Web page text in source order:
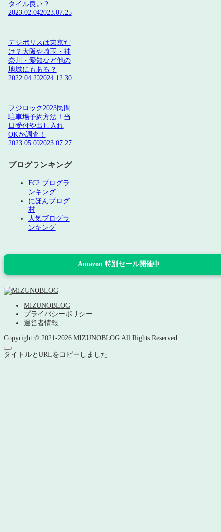
タイル良い？
2023.02.042023.07.25
デジポリスは東京だ
け？大阪や埼玉・神
奈川・愛知など他の
地域にもある？
2022.04.202024.12.30
フジロック2023民間
駐車場予約方法！当
日受付や出し入れ
OKか調査！
2023.05.092023.07.27
ブログランキング
FC2 ブログラ
ンキング
にほんブログ
村
人気ブログラ
ンキング
Amazon 特別セール開催中
MIZUNOBLOG
プライバシーポリシー
運営者情報
Copyright © 2021-2026 MIZUNOBLOG All Rights Reserved.
タイトルとURLをコピーしました